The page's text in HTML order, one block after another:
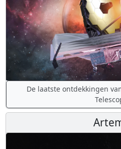
De laatste ontdekkingen